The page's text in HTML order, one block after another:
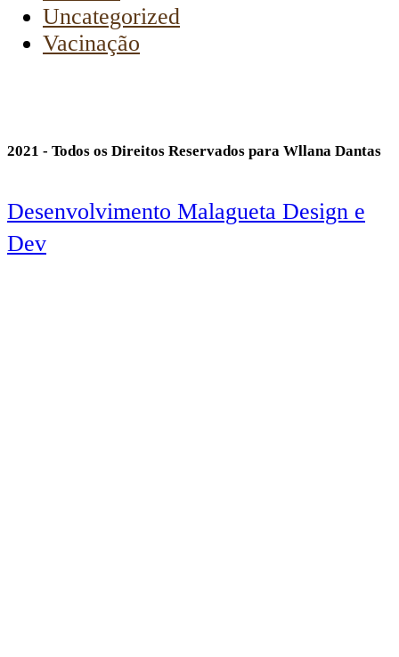
Uncategorized
Vacinação
2021 - Todos os Direitos Reservados para Wllana Dantas
Desenvolvimento Malagueta Design e
Dev